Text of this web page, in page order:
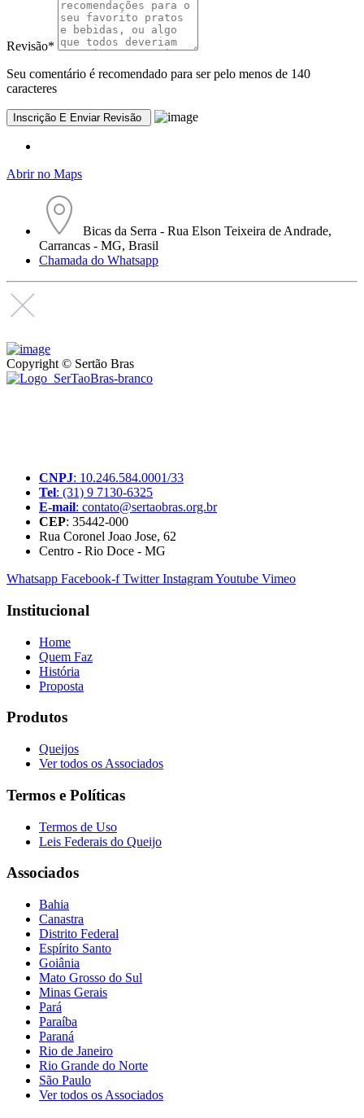
Revisão*
Seu comentário é recomendado para ser pelo menos de 140
caracteres
Abrir no Maps
Bicas da Serra - Rua Elson Teixeira de Andrade,
Carrancas - MG, Brasil
Chamada do Whatsapp
Copyright © Sertão Bras
CNPJ: 10.246.584.0001/33
Tel: (31) 9 7130-6325
E-mail: contato@sertaobras.org.br
CEP: 35442-000
Rua Coronel Joao Jose, 62
Centro - Rio Doce - MG
Whatsapp Facebook-f Twitter InstagramYoutube Vimeo
Institucional
Home
Quem Faz
História
Proposta
Produtos
Queijos
Ver todos os Associados
Termos e Políticas
Termos de Uso
Leis Federais do Queijo
Associados
Bahia
Canastra
Distrito Federal
Espírito Santo
Goiânia
Mato Grosso do Sul
Minas Gerais
Pará
Paraíba
Paraná
Rio de Janeiro
Rio Grande do Norte
São Paulo
Ver todos os Associados